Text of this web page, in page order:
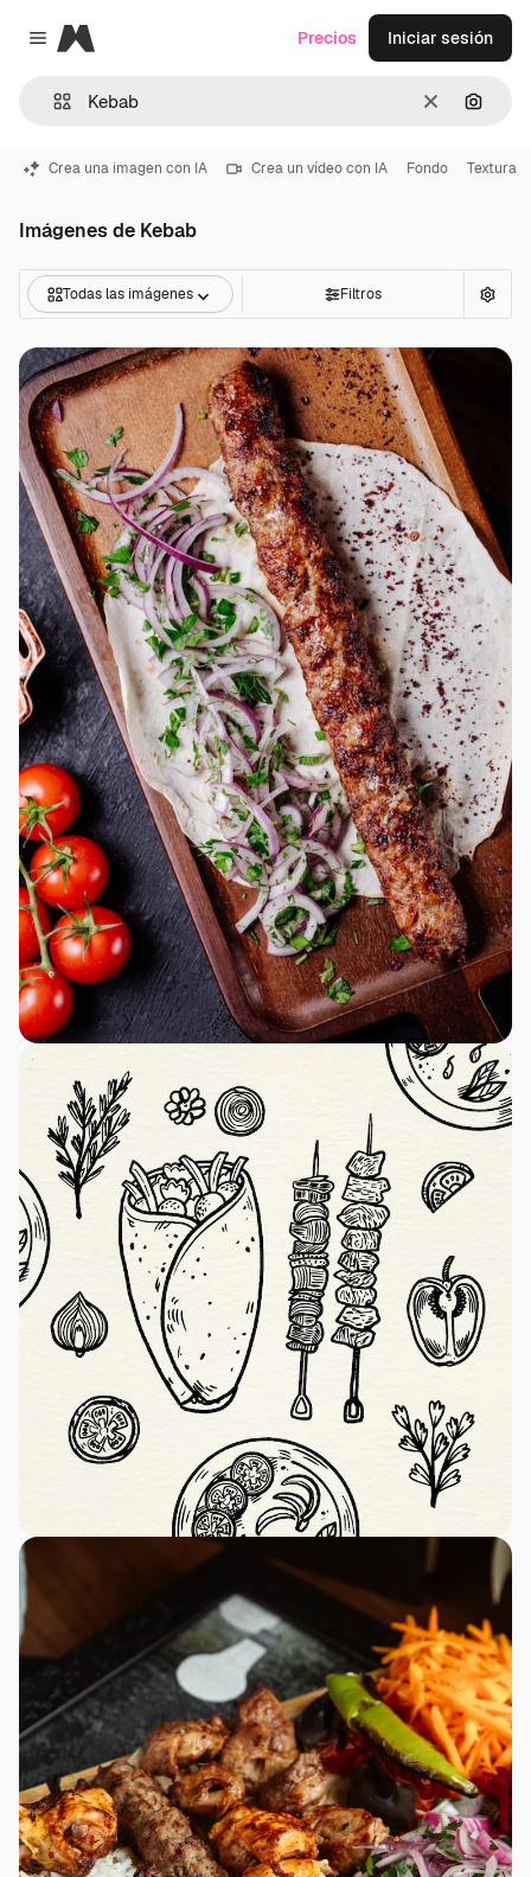
Close menu
Magnific
Borrar
Precios Iniciar sesión
Crea una imagen con IA Crea un vídeo con IA Fondo Textura
Imágenes de Kebab
Todas las imágenes Filtros